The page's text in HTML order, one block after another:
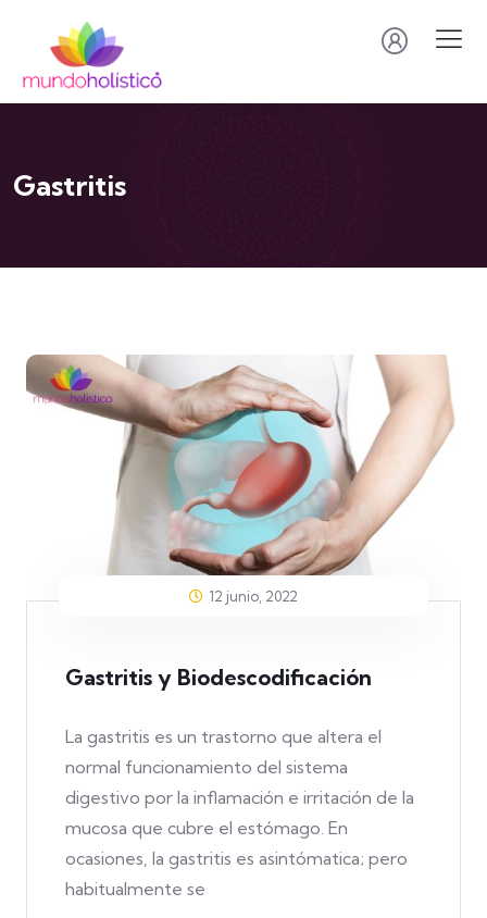
Gastritis
12 junio, 2022
Gastritis y Biodescodificación
La gastritis es un trastorno que altera el
normal funcionamiento del sistema
digestivo por la inflamación e irritación de la
mucosa que cubre el estómago. En
ocasiones, la gastritis es asintómatica; pero
habitualmente se